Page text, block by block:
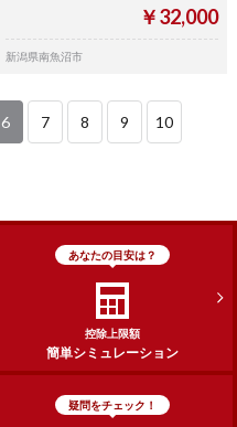
￥32,000
新潟県南魚沼市
6 7 8 9 10
あなたの目安は？
控除上限額
簡単シミュレーション
疑問をチェック！